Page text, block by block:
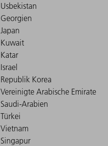
Usbekistan
Georgien
Japan
Kuwait
Katar
Israel
Republik Korea
Vereinigte Arabische Emirate
Saudi-Arabien
Türkei
Vietnam
Singapur